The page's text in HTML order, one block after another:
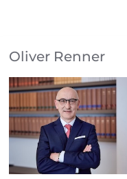
Oliver Renner